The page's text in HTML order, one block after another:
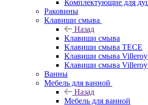
Комплектующие для
Раковины
Клавиши смыва
Назад
Клавиши смыва
Клавиши смыва TECE
Клавиши смыва
Клавиши смыва Villeroy
Ванны
Мебель для ванной
Назад
Мебель для ванной